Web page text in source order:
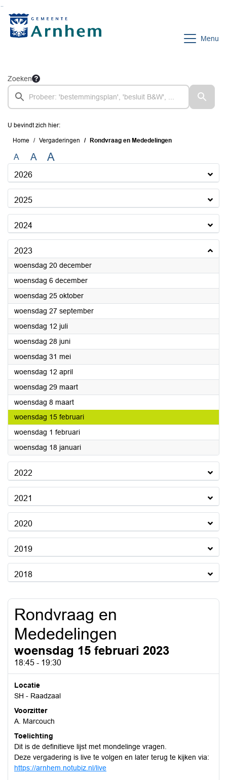
Menu
Zoeken
U bevindt zich hier:
Home Vergaderingen Rondvraag en Mededelingen
A A A
2026
2025
2024
2023
woensdag 20 december2023
woensdag 6 december2023
woensdag 25 oktober2023
woensdag 27 september2023
woensdag 12 juli2023
woensdag 28 juni2023
woensdag 31 mei2023
woensdag 12 april2023
woensdag 29 maart2023
woensdag 8 maart2023
woensdag 15 februari2023
woensdag 1 februari2023
woensdag 18 januari2023
2022
2021
2020
2019
2018
Rondvraag en
Mededelingen
woensdag 15 februari 2023
18:45 - 19:30
Locatie
SH - Raadzaal
Voorzitter
A. Marcouch
Toelichting
Dit is de definitieve lijst met mondelinge vragen.
Deze vergadering is live te volgen en later terug te kijken via:
https://arnhem.notubiz.nl/live